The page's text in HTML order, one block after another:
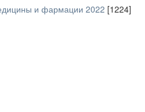
и фармации 2022 [1224]